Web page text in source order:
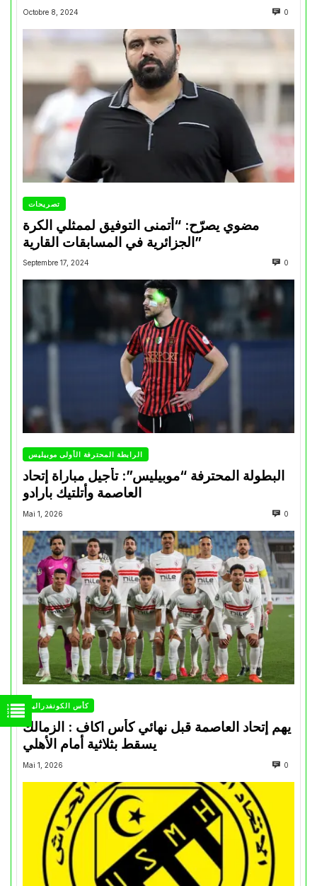
Octobre 8, 2024 0
تصريحات
مضوي يصرّح: “أتمنى التوفيق لممثلي الكرة
الجزائرية في المسابقات القارية”
Septembre 17, 2024 0
الرابطة المحترفة الأولى موبيليس
البطولة المحترفة “موبيليس”: تأجيل مباراة إتحاد
العاصمة وأتلتيك بارادو
Mai 1, 2026 0
كأس الكونفدرالية
يهم إتحاد العاصمة قبل نهائي كأس اكاف : الزمالك
Mai 1, 2026 0